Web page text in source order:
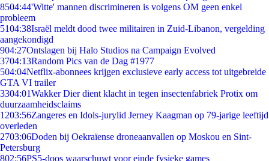
8504:44'Witte' mannen discrimineren is volgens OM geen enkel
probleem
5104:38Israël meldt dood twee militairen in Zuid-Libanon, vergelding
aangekondigd
904:27Ontslagen bij Halo Studios na Campaign Evolved
3704:13Random Pics van de Dag #1977
504:04Netflix-abonnees krijgen exclusieve early access tot uitgebreide
GTA VI trailer
3304:01Wakker Dier dient klacht in tegen insectenfabriek Protix om
duurzaamheidsclaims
1203:56Zangeres en Idols-jurylid Jerney Kaagman op 79-jarige leeftijd
overleden
2703:06Doden bij Oekraïense droneaanvallen op Moskou en Sint-
Petersburg
802:56PS5-doos waarschuwt voor einde fysieke games